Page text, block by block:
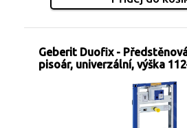
Geberit Duofix -
pisoár, univerzální, výška